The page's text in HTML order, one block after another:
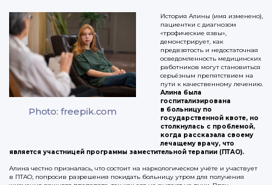
Photo: freepik.com
История Алины (имя изменено),
пациентки с диагнозом
«трофические язвы»,
демонстрирует, как
предвзятость и недостаточная
осведомленность медицинских
работников могут становиться
серьёзным препятствием на
пути к качественному лечению.
Алина была
госпитализирована
в больницу по
государственной квоте, но
столкнулась с проблемой,
когда рассказала своему
лечащему врачу, что
является участницей программы заместительной терапии (ПТАО).
Алина честно призналась, что состоит на наркологическом учёте и участвует
в ПТАО, попросив разрешения покидать больницу утром для получения